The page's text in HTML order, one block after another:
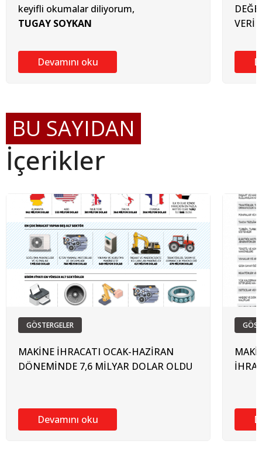
keyifli okumalar diliyorum,
TUGAY SOYKAN
Devamını oku
VERİN
BU SAYIDAN
İçerikler
GÖSTERGELER
MAKİNE İHRACATI OCAK-HAZİRAN
DÖNEMİNDE 7,6 MİLYAR DOLAR OLDU
Devamını oku